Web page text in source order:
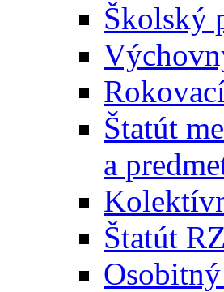
Školský
Štatút
a
Štatút RZ